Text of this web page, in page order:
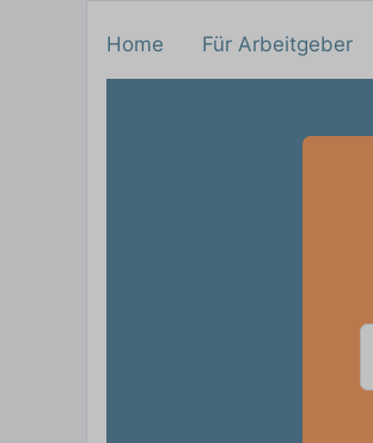
Home Für Arbeitgeber